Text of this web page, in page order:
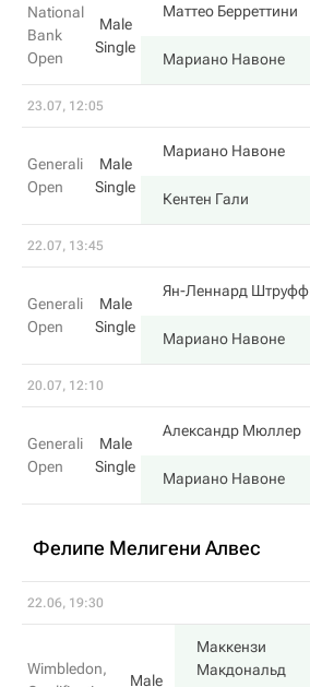
National
Bank
Open
Male
Single
Маттео Берреттини
Мариано Навоне
23.07, 12:05
Generali
Open
Male
Single
Мариано Навоне
Кентен Гали
22.07, 13:45
Generali
Open
Male
Single
Ян-Леннард Штруфф
Мариано Навоне
20.07, 12:10
Generali
Open
Male
Single
Александр Мюллер
Мариано Навоне
Фелипе Мелигени Алвес
22.06, 19:30
Wimbledon,
Male
Маккензи
Макдональд